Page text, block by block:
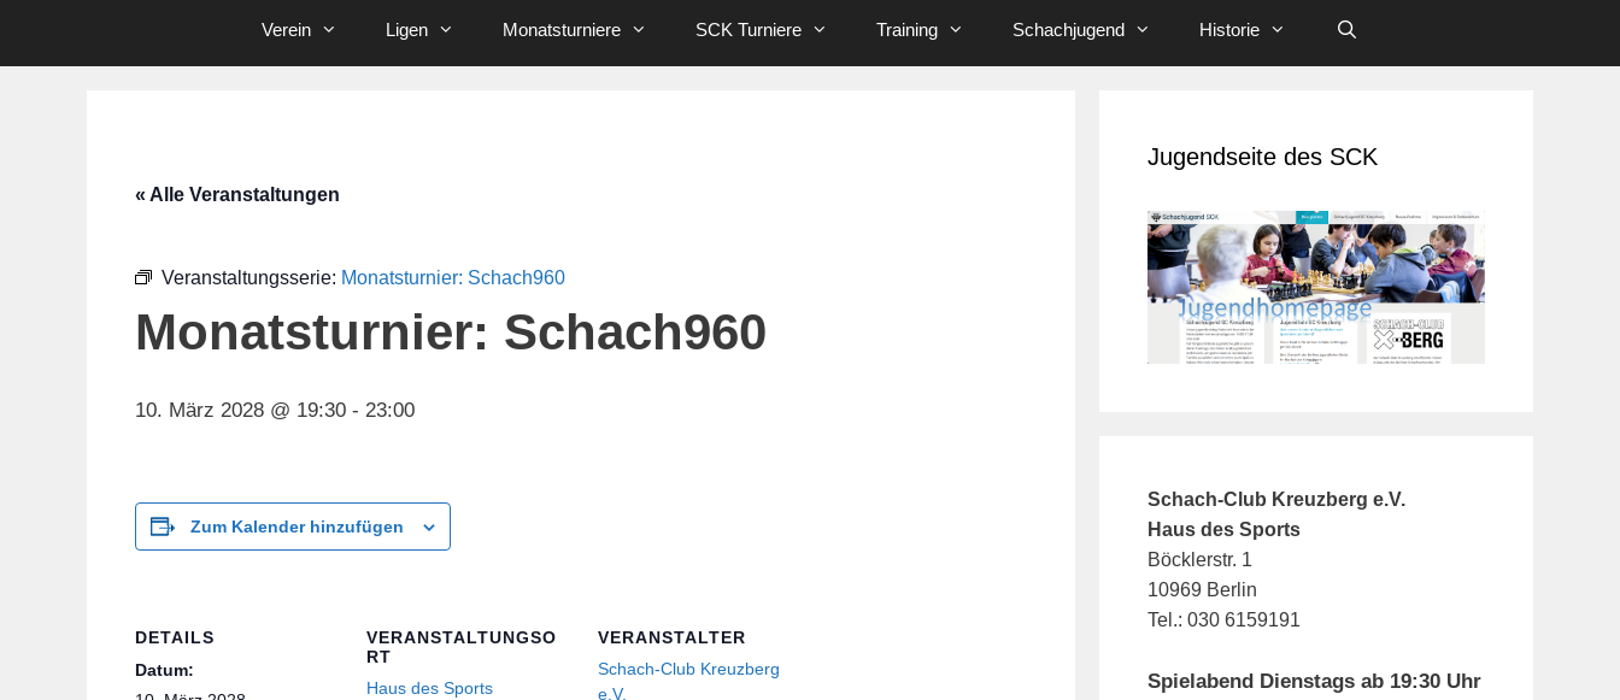
Verein Ligen Monatsturniere SCK Turniere Training Schachjugend Historie
« Alle Veranstaltungen
Veranstaltungsserie: Monatsturnier: Schach960
Monatsturnier: Schach960
10. März 2028 @ 19:30 - 23:00
Zum Kalender hinzufügen
DETAILS
Datum:
VERANSTALTUNGSO
RT
Haus des Sports
VERANSTALTER
Schach-Club Kreuzberg
e.V.
Jugendseite des SCK
Schach-Club Kreuzberg e.V.
Haus des Sports
Böcklerstr. 1
10969 Berlin
Tel.: 030 6159191
Spielabend Dienstags ab 19:30 Uhr